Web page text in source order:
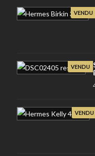
VENDU
VENDU
VENDU